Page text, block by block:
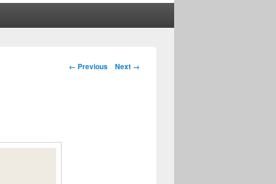
Image navigation
← Previous Next →